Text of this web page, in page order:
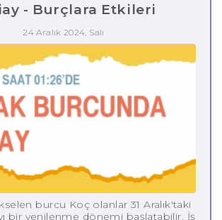
- Burçlara Etkileri
24 Aralık 2024, Salı
burcu Koç olanlar 31 Aralık'taki
bir yenilenme dönemi başlatabilir. İş